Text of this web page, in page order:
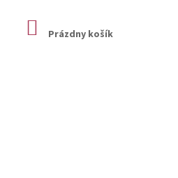
NÁKUPNÝ
KOŠÍK
Prázdny košík